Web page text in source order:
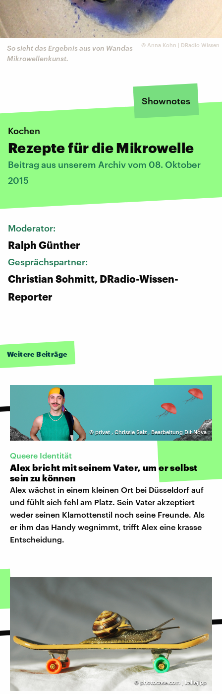
© Anna Kohn | DRadio Wissen
So sieht das Ergebnis aus von Wandas
Mikrowellenkunst.
Shownotes
Kochen
Rezepte für die Mikrowelle
Beitrag aus unserem Archiv vom 08. Oktober
2015
Moderator:
Ralph Günther
Gesprächspartner:
Christian Schmitt, DRadio-Wissen-
Reporter
Weitere Beiträge
© privat , Chrissie Salz , Bearbeitung Dlf Nova
Queere Identität
Alex bricht mit seinem Vater, um er selbst
sein zu können
Alex wächst in einem kleinen Ort bei Düsseldorf auf
und fühlt sich fehl am Platz. Sein Vater akzeptiert
weder seinen Klamottenstil noch seine Freunde. Als
er ihm das Handy wegnimmt, trifft Alex eine krasse
Entscheidung.
© photocase.com | kallejipp